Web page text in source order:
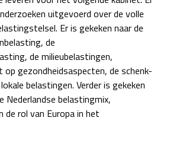
uitgevoerd over de volle
Er is gekeken naar de
de
de milieubelastingen,
gezondheidsaspecten, de schenk-
belastingen. Verder is gekeken
Nederlandse belastingmix,
de rol van Europa in het